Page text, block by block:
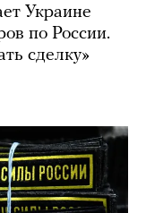
Украине
по России.
сделку»